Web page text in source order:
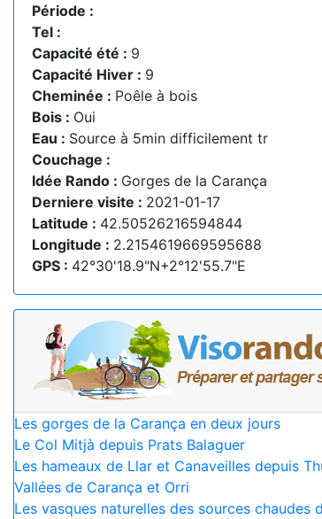
Période :
Tel :
Capacité été : 9
Capacité Hiver : 9
Cheminée : Poêle à bois
Bois : Oui
Eau : Source à 5min difficilement tr
Couchage :
Idée Rando : Gorges de la Carança
Derniere visite : 2021-01-17
Latitude : 42.50526216594844
Longitude : 2.2154619669595688
GPS : 42°30'18.9"N+2°12'55.7"E
Les gorges de la Carança en deux jours
Le Col Mitjà depuis Prats Balaguer
Les hameaux de Llar et Canaveilles depuis
Vallées de Carança et Orri
Les vasques naturelles des sources chaudes